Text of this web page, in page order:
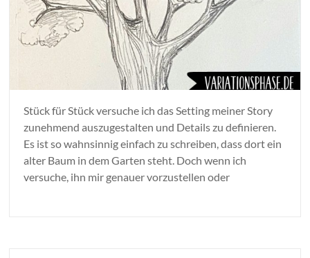
Stück für Stück versuche ich das Setting meiner Story
zunehmend auszugestalten und Details zu definieren.
Es ist so wahnsinnig einfach zu schreiben, dass dort ein
alter Baum in dem Garten steht. Doch wenn ich
versuche, ihn mir genauer vorzustellen oder